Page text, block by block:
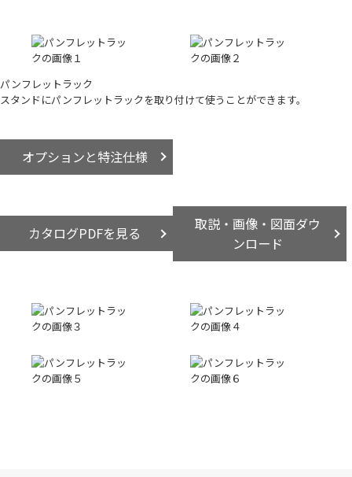
パンフレットラック
スタンドにパンフレットラックを取り付けて使うことができます。
オプションと特注仕様
カタログPDFを見る
取説・画像・図面ダウ
ンロード